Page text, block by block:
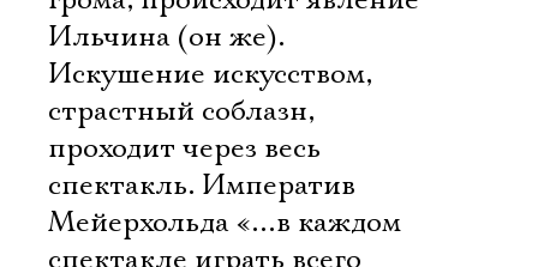
Ильчина (он же).
Искушение искусством,
страстный соблазн,
проходит через весь
спектакль. Императив
Мейерхольда «…в каждом
спектакле играть всего